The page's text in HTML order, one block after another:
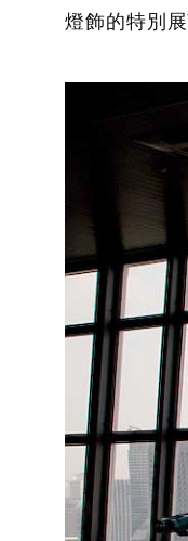
燈飾的特別